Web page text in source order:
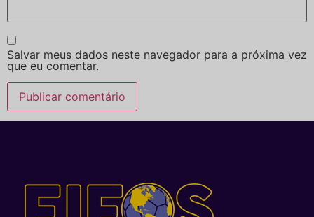
Salvar meus dados neste navegador para a próxima vez
que eu comentar.